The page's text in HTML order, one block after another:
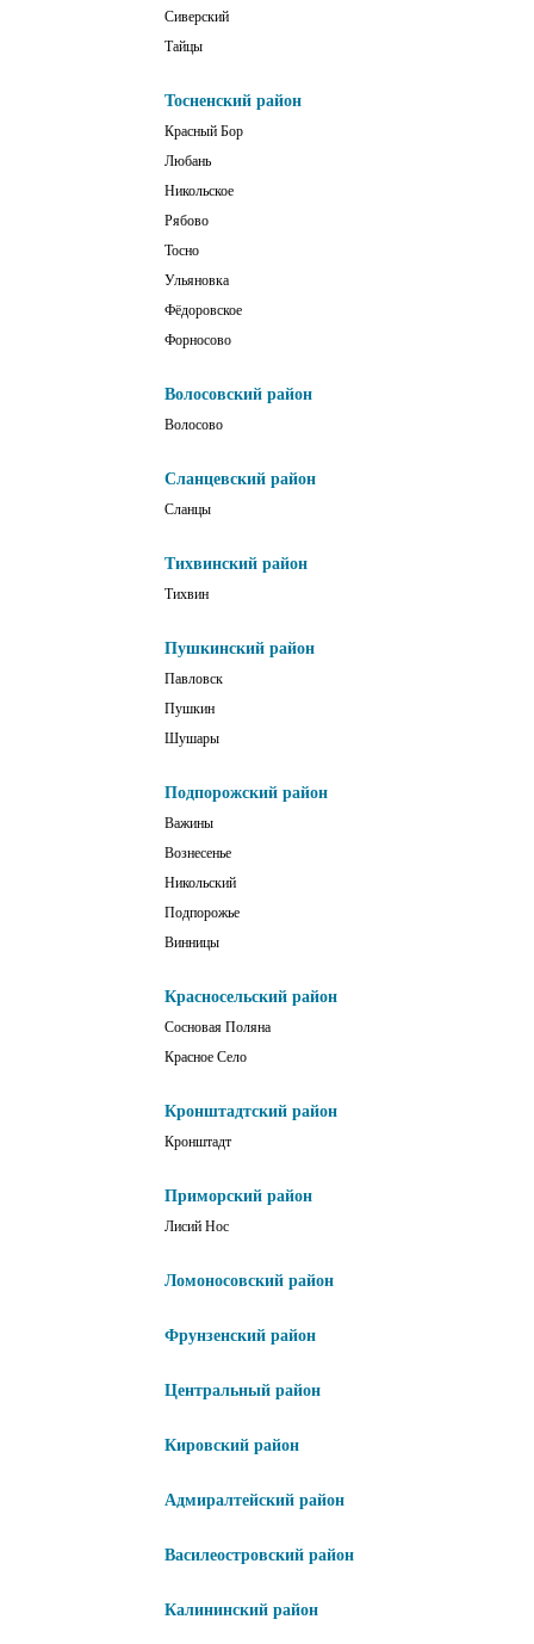
Сиверский
Тайцы
Тосненский район
Красный Бор
Любань
Никольское
Рябово
Тосно
Ульяновка
Фёдоровское
Форносово
Волосовский район
Волосово
Сланцевский район
Сланцы
Тихвинский район
Тихвин
Пушкинский район
Павловск
Пушкин
Шушары
Подпорожский район
Важины
Вознесенье
Никольский
Подпорожье
Винницы
Красносельский район
Сосновая Поляна
Красное Село
Кронштадтский район
Кронштадт
Приморский район
Лисий Нос
Ломоносовский район
Фрунзенский район
Центральный район
Кировский район
Адмиралтейский район
Василеостровский район
Калининский район